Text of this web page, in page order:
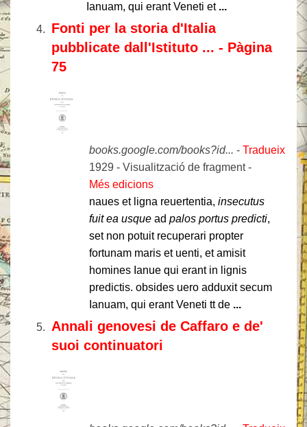
Ianuam, qui erant Veneti et ...
Fonti per la storia d'Italia
pubblicate dall'Istituto ... - Pàgina
75
books.google.com/books?id... - Tradueix
1929 - ‎Visualització de fragment -
Més edicions
naues et ligna reuertentia, insecutus
fuit ea usque ad palos portus predicti,
set non potuit recuperari propter
fortunam maris et uenti, et amisit
homines Ianue qui erant in lignis
predictis. obsides uero adduxit secum
Ianuam, qui erant Veneti tt de ...
Annali genovesi de Caffaro e de'
suoi continuatori